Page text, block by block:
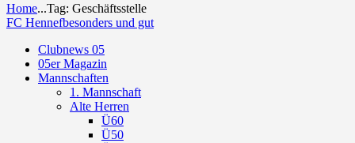
Home...Tag: Geschäftsstelle
FC Hennefbesonders und gut
Clubnews 05
05er Magazin
Mannschaften
1. Mannschaft
Alte Herren
Ü60
Ü50